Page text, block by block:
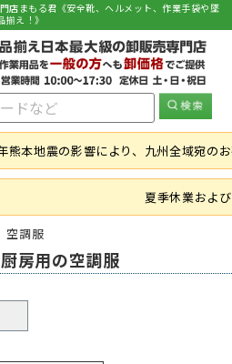
店まもる君《安全靴、ヘルメット、作業手袋や墜
え！》
熊本地震の影響により、九州全域宛
夏季休業およ
空調服
厨房用の空調服